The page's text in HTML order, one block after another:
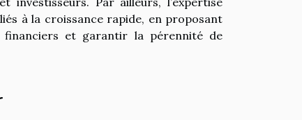
à la croissance rapide, en proposant
financiers et garantir la pérennité de